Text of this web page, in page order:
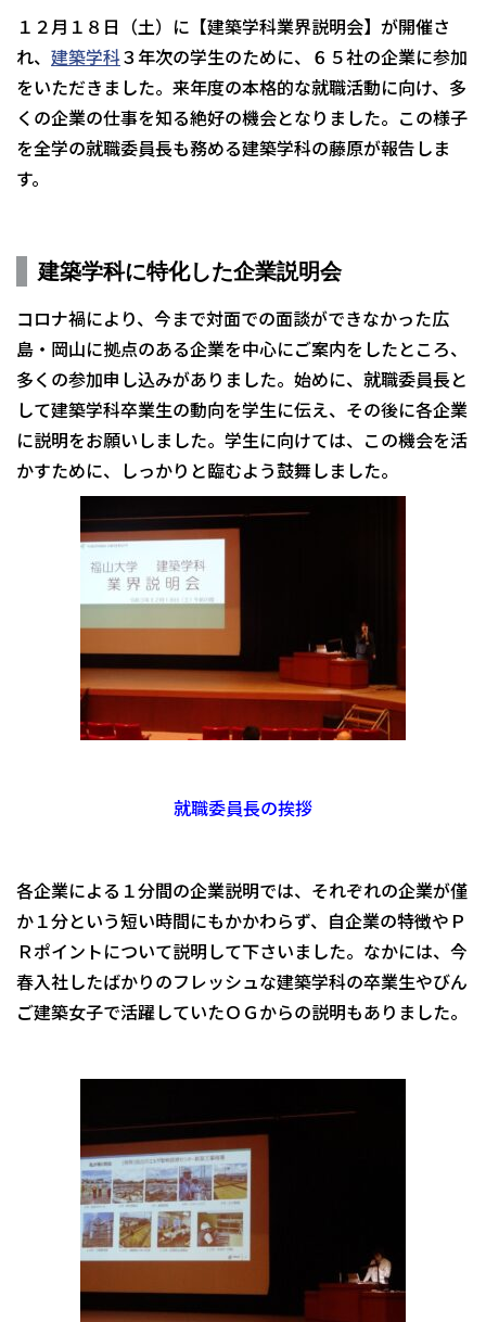
１２月１８日（土）に【建築学科業界説明会】が開催さ
れ、 建築学科３年次の学生のために、６５社の企業に参加
をいただきました。来年度の本格的な就職活動に向け、多
くの企業の仕事を知る絶好の機会となりました。この様子
を全学の就職委員長も務める建築学科の藤原が報告しま
す。
建築学科に特化した企業説明会
コロナ禍により、今まで対面での面談ができなかった広
島・岡山に拠点のある企業を中心にご案内をしたところ、
多くの参加申し込みがありました。始めに、就職委員長と
して建築学科卒業生の動向を学生に伝え、その後に各企業
に説明をお願いしました。学生に向けては、この機会を活
かすために、しっかりと臨むよう鼓舞しました。
就職委員長の挨拶
各企業による１分間の企業説明では、それぞれの企業が僅
か１分という短い時間にもかかわらず、自企業の特徴やＰ
Ｒポイントについて説明して下さいました。なかには、今
春入社したばかりのフレッシュな建築学科の卒業生やびん
ご建築女子で活躍していたＯＧからの説明もありました。